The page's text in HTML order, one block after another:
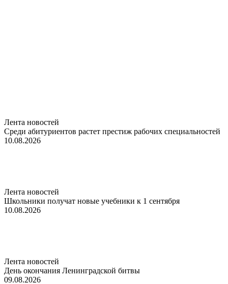
Лента новостей
Среди абитуриентов растет престиж рабочих специальностей
10.08.2026
Лента новостей
Школьники получат новые учебники к 1 сентября
10.08.2026
Лента новостей
День окончания Ленинградской битвы
09.08.2026